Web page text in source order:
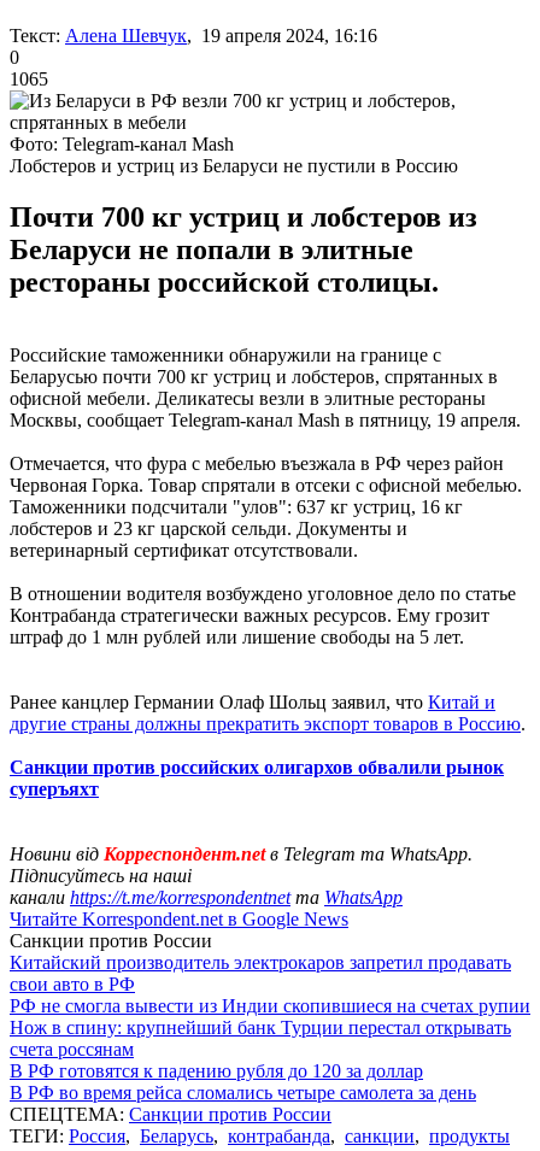
Текст: Алена Шевчук, 19 апреля 2024, 16:16
0
1065
Фото: Telegram-канал Mash
Лобстеров и устриц из Беларуси не пустили в Россию
Почти 700 кг устриц и лобстеров из
Беларуси не попали в элитные
рестораны российской столицы.
Российские таможенники обнаружили на границе с
Беларусью почти 700 кг устриц и лобстеров, спрятанных в
офисной мебели. Деликатесы везли в элитные рестораны
Москвы, сообщает Telegram-канал Mash в пятницу, 19 апреля.
Отмечается, что фура с мебелью въезжала в РФ через район
Червоная Горка. Товар спрятали в отсеки с офисной мебелью.
Таможенники подсчитали "улов": 637 кг устриц, 16 кг
лобстеров и 23 кг царской сельди. Документы и
ветеринарный сертификат отсутствовали.
В отношении водителя возбуждено уголовное дело по статье
Контрабанда стратегически важных ресурсов. Ему грозит
штраф до 1 млн рублей или лишение свободы на 5 лет.
Ранее канцлер Германии Олаф Шольц заявил, что Китай и
другие страны должны прекратить экспорт товаров в Россию.
Санкции против российских олигархов обвалили рынок
суперъяхт
Новини від Корреспондент.netв Telegram та WhatsApp.
Підписуйтесь на наші
канали https://t.me/korrespondentnetта WhatsApp
Читайте Korrespondent.net в Google News
Санкции против России
Китайский производитель электрокаров запретил продавать
свои авто в РФ
РФ не смогла вывести из Индии скопившиеся на счетах рупии
Нож в спину: крупнейший банк Турции перестал открывать
счета россянам
В РФ готовятся к падению рубля до 120 за доллар
В РФ во время рейса сломались четыре самолета за день
СПЕЦТЕМА: Санкции против России
ТЕГИ: Россия, Беларусь, контрабанда, санкции, продукты